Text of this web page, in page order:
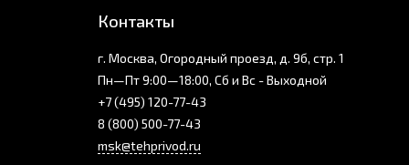
Контакты
г. Москва, Огородный проезд, д. 9б, стр. 1
Пн—Пт 9:00—18:00, Сб и Вс - Выходной
+7 (495) 120-77-43
8 (800) 500-77-43
msk@tehprivod.ru